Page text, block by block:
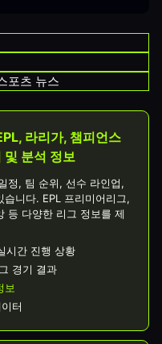
라리가, 챔피언스
및 분석 정보
정, 팀 순위, 선수 라인업,
니다. EPL 프리미어리그,
등 다양한 리그 정보를 제
시간 진행 상황
경기 결과
보
터